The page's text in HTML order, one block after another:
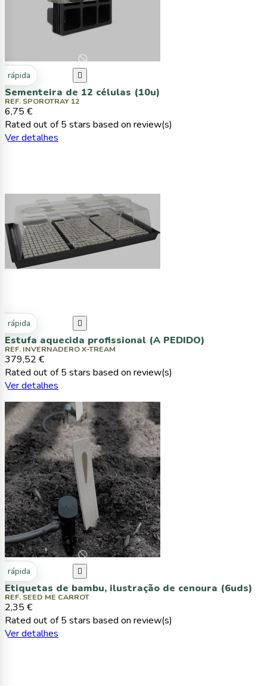
rápida 
Sementeira de 12 células (10u)
REF. SPOROTRAY 12
6,75 €
Rated out of 5 stars based on review(s)
Ver detalhes
rápida 
Estufa aquecida profissional (A PEDIDO)
REF. INVERNADERO X-TREAM
379,52 €
Rated out of 5 stars based on review(s)
Ver detalhes
rápida 
Etiquetas de bambu, ilustração de cenoura (6uds)
REF. SEED ME CARROT
2,35 €
Rated out of 5 stars based on review(s)
Ver detalhes